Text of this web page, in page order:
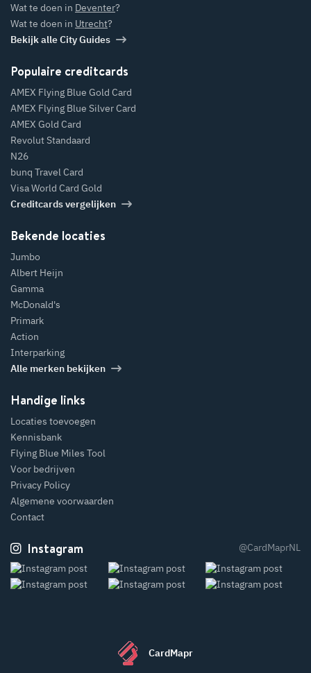
Wat te doen in Deventer?
Wat te doen in Utrecht?
Bekijk alle City Guides
Populaire creditcards
AMEX Flying Blue Gold Card
AMEX Flying Blue Silver Card
AMEX Gold Card
Revolut Standaard
N26
bunq Travel Card
Visa World Card Gold
Creditcards vergelijken
Bekende locaties
Jumbo
Albert Heijn
Gamma
McDonald's
Primark
Action
Interparking
Alle merken bekijken
Handige links
Locaties toevoegen
Kennisbank
Flying Blue Miles Tool
Voor bedrijven
Privacy Policy
Algemene voorwaarden
Contact
Instagram @CardMaprNL
CardMapr